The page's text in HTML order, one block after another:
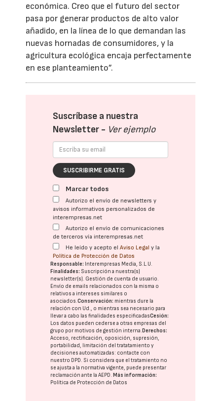
económica. Creo que el futuro del sector
pasa por generar productos de alto valor
añadido, en la línea de lo que demandan las
nuevas hornadas de consumidores, y la
agricultura ecológica encaja perfectamente
en ese planteamiento”.
Suscríbase a nuestra
Newsletter - Ver ejemplo
SUSCRIBIRME GRATIS
Marcar todos
Autorizo el envío de newsletters y
avisos informativos personalizados de
interempresas.net
Autorizo el envío de comunicaciones
de terceros vía interempresas.net
He leído y acepto elAviso Legal y la
Política de Protección de Datos
Responsable: Interempresas Media, S.L.U.
Finalidades: Suscripción a nuestra(s)
newsletter(s). Gestión de cuenta de usuario.
Envío de emails relacionados con la misma o
relativos a intereses similares o
asociados.Conservación: mientras dure la
relación con Ud., o mientras sea necesario para
llevar a cabo las finalidades especificadasCesión:
Los datos pueden cederse a otras empresas del
grupo por motivos de gestión interna.Derechos:
Acceso, rectificación, oposición, supresión,
portabilidad, limitación del tratatamiento y
decisiones automatizadas: contacte con
nuestro DPD. Si considera que el tratamiento no
se ajusta a la normativa vigente, puede presentar
reclamación ante laAEPD.Más información:
Política de Protección de Datos